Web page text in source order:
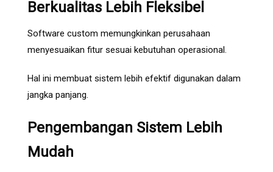
Berkualitas Lebih Fleksibel
Software custom memungkinkan perusahaan
menyesuaikan fitur sesuai kebutuhan operasional.
Hal ini membuat sistem lebih efektif digunakan dalam
jangka panjang.
Pengembangan Sistem Lebih
Mudah